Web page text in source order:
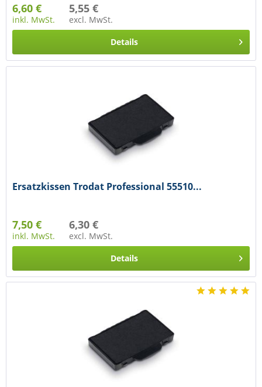
6,60 €
inkl. MwSt.
5,55 €
excl. MwSt.
Details
Ersatzkissen Trodat Professional 55510...
7,50 €
inkl. MwSt.
6,30 €
excl. MwSt.
Details